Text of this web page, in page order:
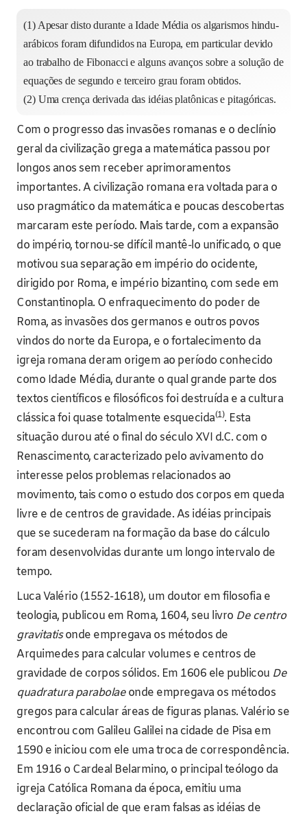
(1) Apesar disto durante a Idade Média os algarismos hindu-
arábicos foram difundidos na Europa, em particular devido
ao trabalho de Fibonacci e alguns avanços sobre a solução de
equações de segundo e terceiro grau foram obtidos.
(2) Uma crença derivada das idéias platônicas e pitagóricas.
Com o progresso das invasões romanas e o declínio
geral da civilização grega a matemática passou por
longos anos sem receber aprimoramentos
importantes. A civilização romana era voltada para o
uso pragmático da matemática e poucas descobertas
marcaram este período. Mais tarde, com a expansão
do império, tornou-se difícil mantê-lo unificado, o que
motivou sua separação em império do ocidente,
dirigido por Roma, e império bizantino, com sede em
Constantinopla. O enfraquecimento do poder de
Roma, as invasões dos germanos e outros povos
vindos do norte da Europa, e o fortalecimento da
igreja romana deram origem ao período conhecido
como Idade Média, durante o qual grande parte dos
textos científicos e filosóficos foi destruída e a cultura
clássica foi quase totalmente esquecida(1). Esta
situação durou até o final do século XVI d.C. com o
Renascimento, caracterizado pelo avivamento do
interesse pelos problemas relacionados ao
movimento, tais como o estudo dos corpos em queda
livre e de centros de gravidade. As idéias principais
que se sucederam na formação da base do cálculo
foram desenvolvidas durante um longo intervalo de
tempo.
Luca Valério (1552-1618), um doutor em filosofia e
teologia, publicou em Roma, 1604, seu livro De centro
gravitatisonde empregava os métodos de
Arquimedes para calcular volumes e centros de
gravidade de corpos sólidos. Em 1606 ele publicou De
quadratura parabolaeonde empregava os métodos
gregos para calcular áreas de figuras planas. Valério se
encontrou com Galileu Galilei na cidade de Pisa em
1590 e iniciou com ele uma troca de correspondência.
Em 1916 o Cardeal Belarmino, o principal teólogo da
igreja Católica Romana da época, emitiu uma
declaração oficial de que eram falsas as idéias de